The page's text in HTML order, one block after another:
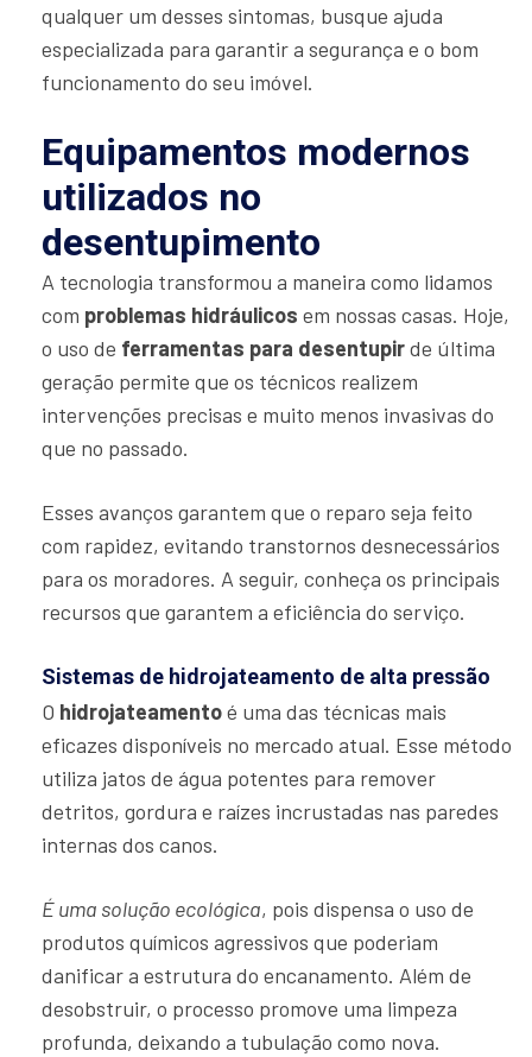
qualquer um desses sintomas, busque ajuda
especializada para garantir a segurança e o bom
funcionamento do seu imóvel.
Equipamentos modernos
utilizados no
desentupimento
A tecnologia transformou a maneira como lidamos
com problemas hidráulicos em nossas casas. Hoje,
o uso de ferramentas para desentupirde última
geração permite que os técnicos realizem
intervenções precisas e muito menos invasivas do
que no passado.
Esses avanços garantem que o reparo seja feito
com rapidez, evitando transtornos desnecessários
para os moradores. A seguir, conheça os principais
recursos que garantem a eficiência do serviço.
Sistemas de hidrojateamento de alta pressão
O hidrojateamentoé uma das técnicas mais
eficazes disponíveis no mercado atual. Esse método
utiliza jatos de água potentes para remover
detritos, gordura e raízes incrustadas nas paredes
internas dos canos.
É uma solução ecológica, pois dispensa o uso de
produtos químicos agressivos que poderiam
danificar a estrutura do encanamento. Além de
desobstruir, o processo promove uma limpeza
profunda, deixando a tubulação como nova.